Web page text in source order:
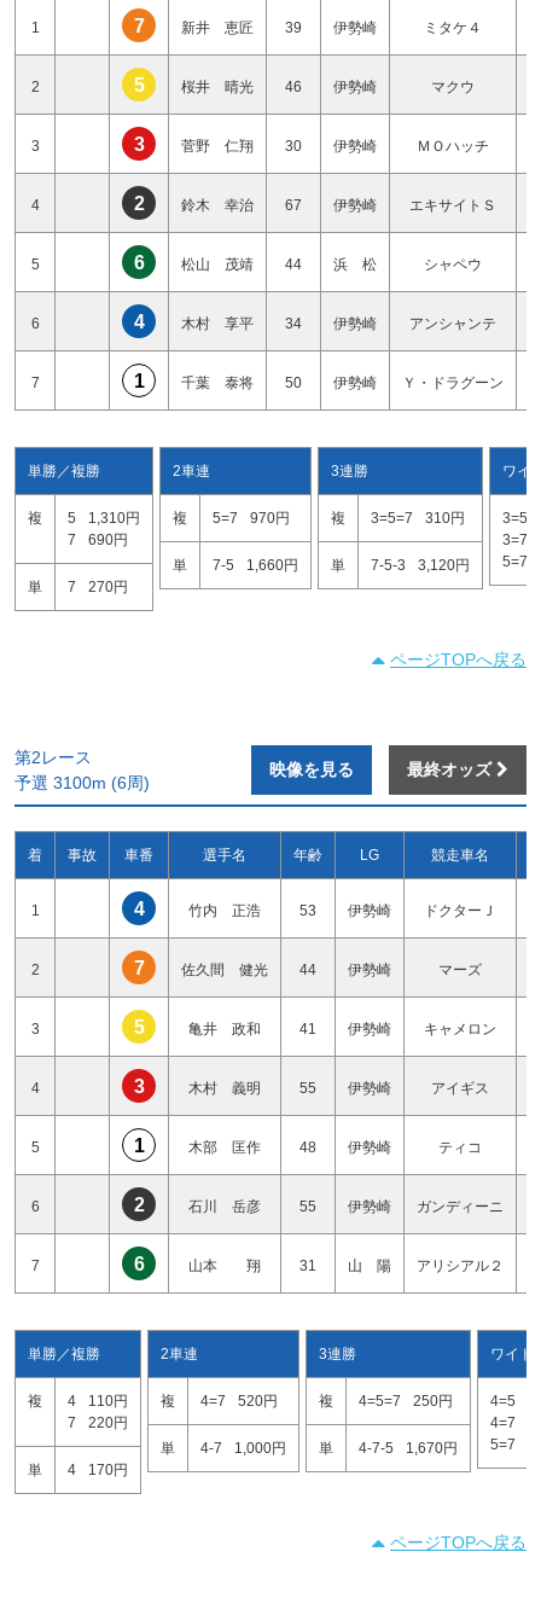
1 7 新井 恵匠 39 伊勢崎 ミタケ４
2 5 桜井 晴光 46 伊勢崎 マクウ
3 3 菅野 仁翔 30 伊勢崎 ＭＯハッチ
4 2 鈴木 幸治 67 伊勢崎 エキサイトＳ
5 6 松山 茂靖 44 浜 松 シャペウ
6 4 木村 享平 34 伊勢崎 アンシャンテ
7 1 千葉 泰将 50 伊勢崎 Ｙ・ドラグーン
単勝／複勝
複 5
1,310円
7
690円
単 7 270円
2車連
複 5=7 970円
単 7-5 1,660円
3連勝
複 3=5=7 310円
単 7-5-3 3,120円
ワイ
3=5
3=7
5=7
ページTOPへ戻る
第2レース
予選 3100m (6周)
映像を見る 最終オッズ
着 事故 車番 選手名 年齢 LG 競走車名
1 4 竹内 正浩 53 伊勢崎 ドクターＪ
2 7 佐久間 健光 44 伊勢崎 マーズ
3 5 亀井 政和 41 伊勢崎 キャメロン
4 3 木村 義明 55 伊勢崎 アイギス
5 1 木部 匡作 48 伊勢崎 ティコ
6 2 石川 岳彦 55 伊勢崎 ガンディーニ
7 6 山本 翔 31 山 陽 アリシアル２
単勝／複勝
複 4
110円
7
220円
単 4 170円
2車連
複 4=7 520円
単 4-7 1,000円
3連勝
複 4=5=7 250円
単 4-7-5 1,670円
ワイド
4=5
4=7
5=7
ページTOPへ戻る